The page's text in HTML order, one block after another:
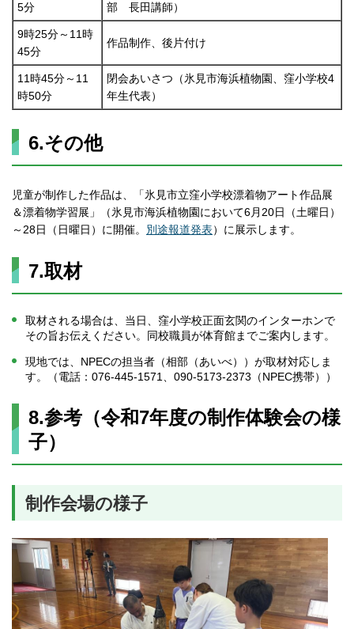
5分
部 長田講師）
9時25分～11時
45分
作品制作、後片付け
11時45分～11
時50分
閉会あいさつ（氷見市海浜植物園、窪小学校4
年生代表）
6.その他
児童が制作した作品は、「氷見市立窪小学校漂着物アート作品展
＆漂着物学習展」（氷見市海浜植物園において6月20日（土曜日）
～28日（日曜日）に開催。 別途報道発表）に展示します。
7.取材
取材される場合は、当日、窪小学校正面玄関のインターホンで
その旨お伝えください。同校職員が体育館までご案内します。
現地では、NPECの担当者（相部（あいべ））が取材対応しま
す。（電話：076-445-1571、090-5173-2373（NPEC携帯））
8.参考（令和7年度の制作体験会の様
子）
制作会場の様子